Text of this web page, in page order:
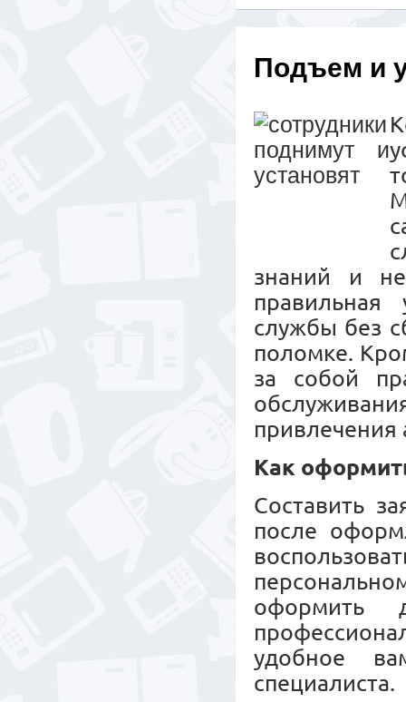
Подъем и
знаний и
правильная
службы без
поломке.
за собой
привлечения
Как
Составить
после
удобное
специалиста.